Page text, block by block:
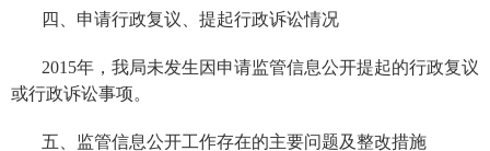
四、申请行政复议、提起行政诉讼情况
2015年，我局未发生因申请监管信息公开提起的行政复议
或行政诉讼事项。
五、监管信息公开工作存在的主要问题及整改措施